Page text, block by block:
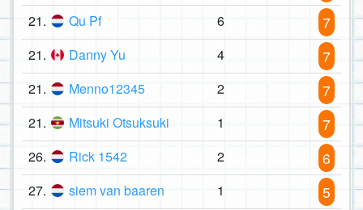
21. Qu Pf 6 7
21. Danny Yu 4 7
21. Menno12345 2 7
21. Mitsuki Otsuksuki 1 7
26. Rick 1542 2 6
27. siem van baaren 1 5